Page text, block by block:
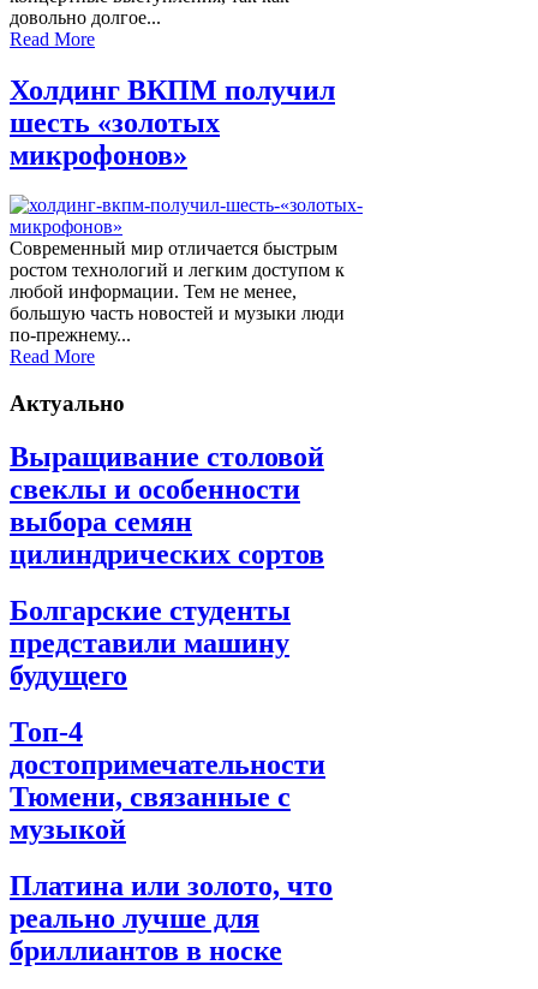
довольно долгое...
Read More
Холдинг ВКПМ получил
шесть «золотых
микрофонов»
Современный мир отличается быстрым
ростом технологий и легким доступом к
любой информации. Тем не менее,
большую часть новостей и музыки люди
по-прежнему...
Read More
Актуально
Выращивание столовой
свеклы и особенности
выбора семян
цилиндрических сортов
Болгарские студенты
представили машину
будущего
Топ-4
достопримечательности
Тюмени, связанные с
музыкой
Платина или золото, что
реально лучше для
бриллиантов в носке